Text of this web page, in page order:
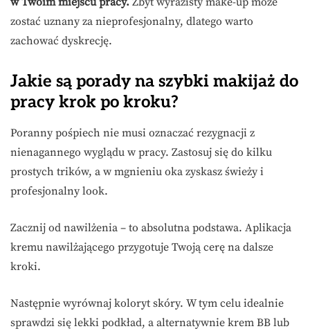
zostać uznany za nieprofesjonalny, dlatego warto
zachować dyskrecję.
Jakie są porady na szybki makijaż do
pracy krok po kroku?
Poranny pośpiech nie musi oznaczać rezygnacji z
nienagannego wyglądu w pracy. Zastosuj się do kilku
prostych trików, a w mgnieniu oka zyskasz świeży i
profesjonalny look.
Zacznij od nawilżenia – to absolutna podstawa. Aplikacja
kremu nawilżającego przygotuje Twoją cerę na dalsze
kroki.
Następnie wyrównaj koloryt skóry. W tym celu idealnie
sprawdzi się lekki podkład, a alternatywnie krem BB lub